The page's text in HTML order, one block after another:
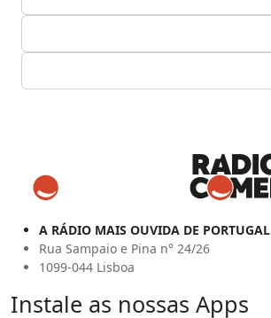
A RÁDIO MAIS OUVIDA DE PORTUGAL
Rua Sampaio e Pina n° 24/26
1099-044 Lisboa
Instale as nossas Apps